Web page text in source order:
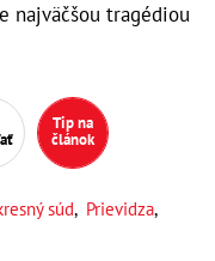
najväčšou tragédiou
Tip na
článok
súd, Prievidza,